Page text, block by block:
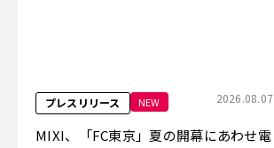
プレスリリース NEW 2026.08.07
MIXI、「FC東京」夏の開幕にあわせ電